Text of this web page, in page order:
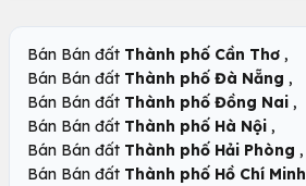
Bán Bán đất Thành phố Cần Thơ ,
Bán Bán đất Thành phố Đà Nẵng ,
Bán Bán đất Thành phố Đồng Nai ,
Bán Bán đất Thành phố Hà Nội ,
Bán Bán đất Thành phố Hải Phòng ,
Bán Bán đất Thành phố Hồ Chí Minh